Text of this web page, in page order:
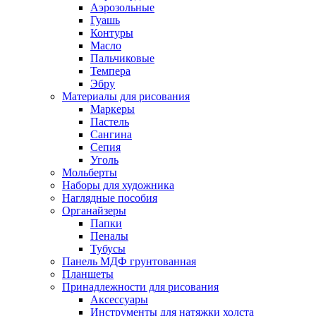
Аэрозольные
Гуашь
Контуры
Масло
Пальчиковые
Темпера
Эбру
Материалы для рисования
Маркеры
Пастель
Сангина
Сепия
Уголь
Мольберты
Наборы для художника
Наглядные пособия
Органайзеры
Папки
Пеналы
Тубусы
Панель МДФ грунтованная
Планшеты
Принадлежности для рисования
Аксессуары
Инструменты для натяжки холста